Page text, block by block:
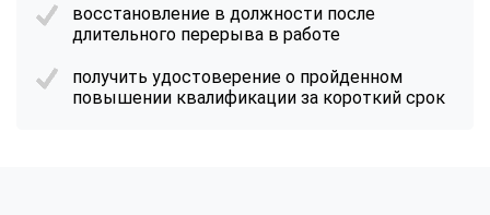
восстановление в должности после
длительного перерыва в работе
получить удостоверение о пройденном
повышении квалификации за короткий срок